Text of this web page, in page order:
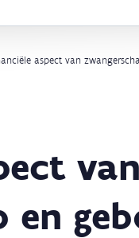
aspect van
van
en